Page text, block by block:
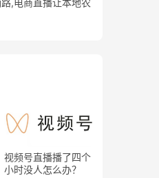
,电商直播让本地农
视频号直播播了四个
小时没人怎么办？